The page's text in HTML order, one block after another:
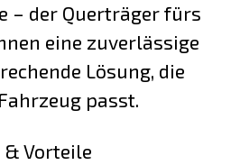
– der Querträger fürs
eine zuverlässige
Lösung, die
passt.
& Vorteile